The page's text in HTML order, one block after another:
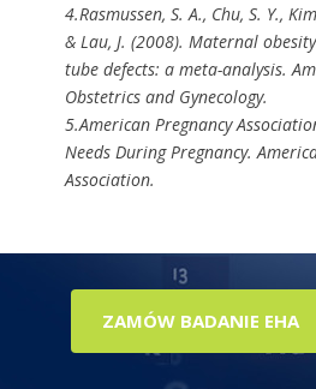
4.Rasmussen, S. A., Chu, S. Y.,
& Lau, J. (2008). Maternal
tube defects: a meta-analysis.
Obstetrics and Gynecology.
5.American Pregnancy
Needs During Pregnancy.
Association.
ZAMÓW BADANIE EHA